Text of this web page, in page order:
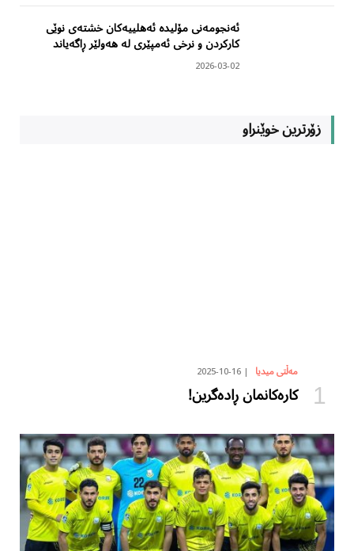
ئەنجومەنی مۆلیدە ئەهلییەکان خشتەی نوێی
کارکردن و نرخی ئەمپێری لە هەولێر ڕاگەیاند
2026-03-02
زۆرترین خوێنراو
مەڵتی میدیا 2025-10-16
کارەکانمان ڕادەگرین!